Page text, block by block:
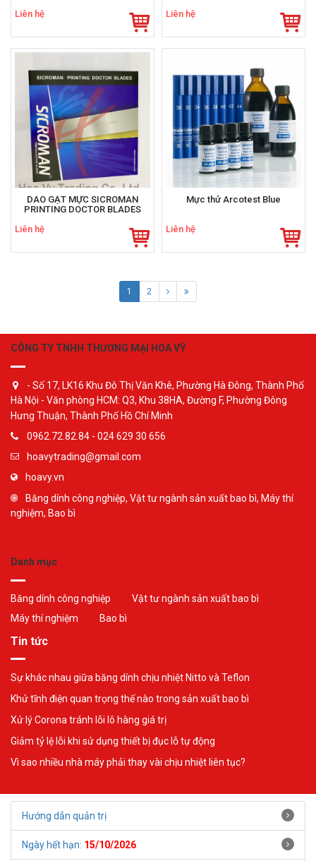
Liên hệ
Liên hệ
DAO GẠT MỰC SICROMAN
PRINTING DOCTOR BLADES
Liên hệ
Mực thử Arcotest Blue
Liên hệ
1 2
CÔNG TY TNHH THƯƠNG MẠI HOA VỸ
- Số 17, LK16 Khu Đô Thị Văn Khê, Phường Hà Đông, Thành Phố
Hà Nội - Văn phòng HCM: Q3, Khu 38HA, Đường F, Phường Đông
Hưng Thuận, Thành Phố Hồ Chí Minh
0962.72.82.84 - 024 629 30 656
hoavytrading@gmail.com
hoavy.vn
Băng dính công nghiệp, Vật tư ngành sản xuất bao bì, Máy thí
nghiệm, Bao bì
Danh mục
Băng dính công nghiệp
Vật tư ngành sản xuất bao bì
Máy thí nghiệm
Bao bì
Tin tức
Sự khác nhau giữa băng dính chịu nhiệt Nitto và Teflon
Khử tĩnh điện quan trọng thế nào trong sản xuất bao bì
Xử lý Corona tránh lỗi lô hàng giá trị
Giảm tỷ lệ lỗi khi sử dụng thiết bị đục lỗ tự động
Vì sao nhiều nhà máy phải thay vài chịu nhiệt liên tục?
Hướng dẫn quản trị
Ngày hết hạn: 15/10/2026